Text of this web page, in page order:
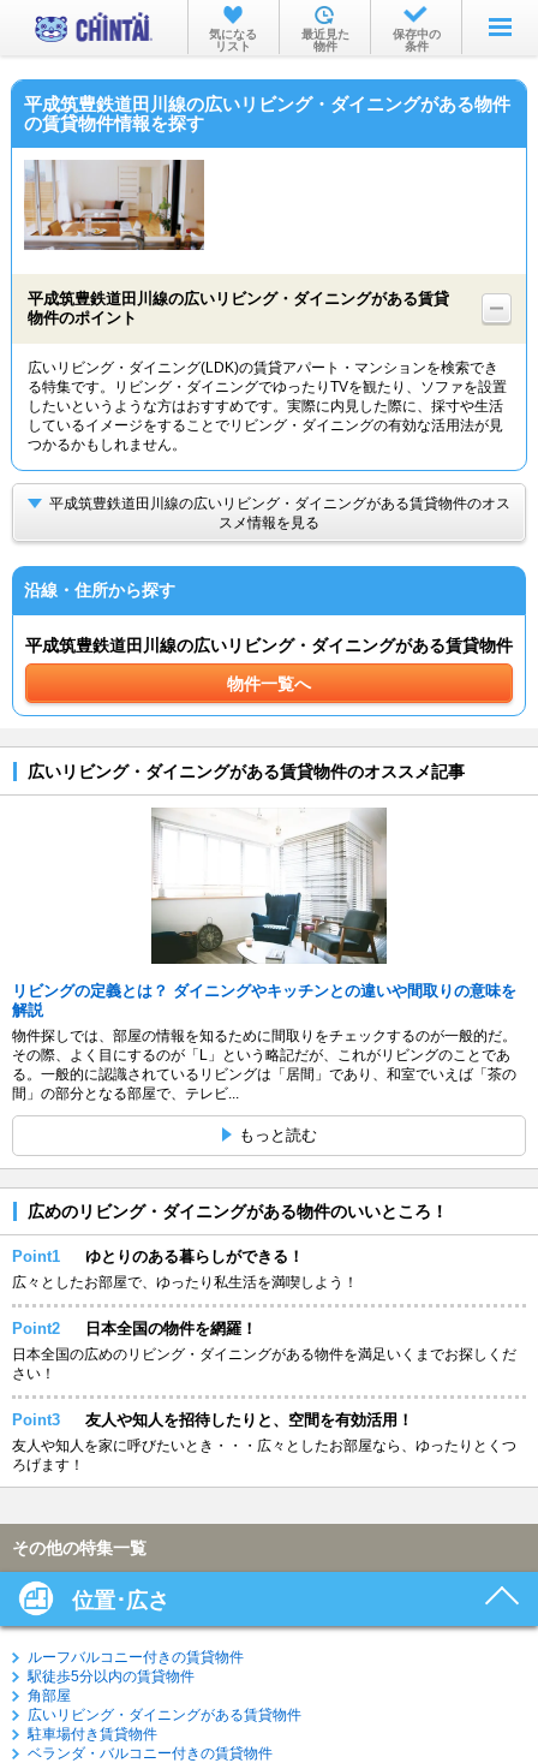
お部屋を探す
沿線・駅から
不動産会社から
気になる
リスト
最近見た
物件
保存中の
条件
平成筑豊鉄道田川線の広いリビング・ダイニングがある物件
の賃貸物件情報を探す
平成筑豊鉄道田川線の広いリビング・ダイニングがある賃貸
物件のポイント
広いリビング・ダイニング(LDK)の賃貸アパート・マンションを検索でき
る特集です。リビング・ダイニングでゆったりTVを観たり、ソファを設置
したいというような方はおすすめです。実際に内見した際に、採寸や生活
しているイメージをすることでリビング・ダイニングの有効な活用法が見
つかるかもしれません。
平成筑豊鉄道田川線の広いリビング・ダイニングがある賃貸物件のオス
スメ情報を見る
沿線・住所から探す
平成筑豊鉄道田川線の広いリビング・ダイニングがある賃貸物件
物件一覧へ
広いリビング・ダイニングがある賃貸物件のオススメ記事
リビングの定義とは？ ダイニングやキッチンとの違いや間取りの意味を
解説
物件探しでは、部屋の情報を知るために間取りをチェックするのが一般的だ。
その際、よく目にするのが「L」という略記だが、これがリビングのことであ
る。一般的に認識されているリビングは「居間」であり、和室でいえば「茶の
間」の部分となる部屋で、テレビ...
もっと読む
広めのリビング・ダイニングがある物件のいいところ！
Point1 ゆとりのある暮らしができる！
広々としたお部屋で、ゆったり私生活を満喫しよう！
Point2 日本全国の物件を網羅！
日本全国の広めのリビング・ダイニングがある物件を満足いくまでお探しくだ
さい！
Point3 友人や知人を招待したりと、空間を有効活用！
友人や知人を家に呼びたいとき・・・広々としたお部屋なら、ゆったりとくつ
ろげます！
その他の特集一覧
位置･広さ
ルーフバルコニー付きの賃貸物件
駅徒歩5分以内の賃貸物件
角部屋
広いリビング・ダイニングがある賃貸物件
駐車場付き賃貸物件
ベランダ・バルコニー付きの賃貸物件